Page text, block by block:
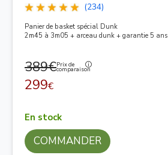
(234)
Panier de basket spécial Dunk
2m45 à 3m05 + arceau dunk + garantie 5 ans
389€Prix de
comparaison
299€
En stock
COMMANDER